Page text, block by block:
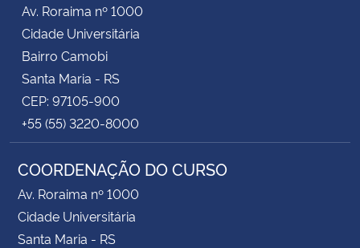
Av. Roraima nº 1000
Cidade Universitária
Bairro Camobi
Santa Maria - RS
CEP: 97105-900
+55 (55) 3220-8000
COORDENAÇÃO DO CURSO
Av. Roraima nº 1000
Cidade Universitária
Santa Maria - RS